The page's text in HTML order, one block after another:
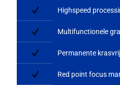
Highspeed
Multifunctionele
Permanente
Red point focus